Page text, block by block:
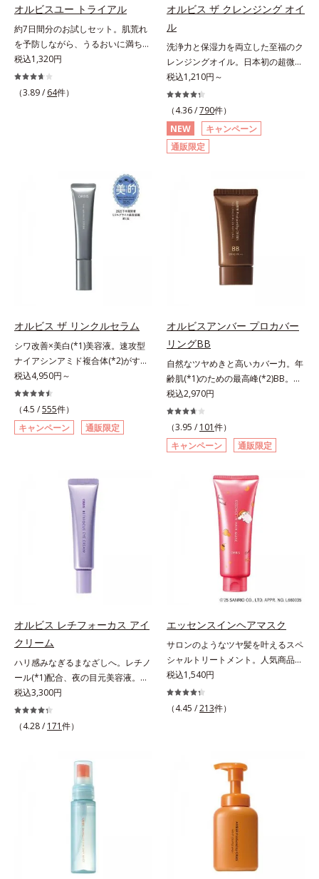
プローチ。保湿成分が日中の肌にも
うるおいを与え、明るくなめらかな
肌へ導きます。さらに落ちにくくす
るとキシキシし、塗りごこちを優先
すると膜がくずれやすくなる日焼け
止めのジレンマを解消すべく試作を
ながら、白浮きしにくい処方に。シ
ワ改善・美白を叶えながら、紫外線
を味方にしてあなたの肌を守る最高
峰顔用日焼け止めです。*1 メラニ
ンの生成を抑え、シミ・ソバカスを
膜ができ始めることで膜が強くくず
れにくくなり、密閉することで保湿
成分を浸透促進すること（角層ま
で）*5 保湿成分*6 角層まで＜使用
量目安＞大きめのパール1粒程度
※全顔使用の場合＜使用ステップ＞
洗顔料 ⇒ 化粧水 ⇒ 保湿液 ⇒オル
ビス リンクルブライトUVプロテク
祭りは、こちら
ら配合している美白有効成分「トラ
ネキサム酸」を配合しました。さら
に、シリーズ共通の美容成分(*7)
「GLルートブースター(*9)」を配合
することで、肌のふっくら感や透明
感を叶えます。美白ケアしながら多
角的なエイジングケアが叶うシリー
ズに。3ステップで上向き(*10)のハ
リと透明感を。効果的なシナジー設
計で、あなたのエイジングケアを応
シュ除く）*2 オルビス内スキンケ
アシリーズの保湿力*3 年齢に応じ
たお手入れのこと*4 うるおいによ
る*5 乾燥、ハリ・ツヤのなさ
*6 乾燥による*7 保湿成分*8
ロニセラカエルレア果汁、ノバラエ
キス配合＝うるおいを与えハリと透
エキス配合＝角層のすみずみまで水
分・油分を保ち、ハリ・ツヤを与え
る保湿成分*10 気持ちのことアレ
ルギーテスト済＝全ての方にアレル
ギーが起こらないということではあ
オルビスユー トライアル
約7日間分のお試しセット。肌荒れ
を予防しながら、うるおいに満ちた
美しい肌へ。7000種を超える成分
から厳選し、「うるおいの質(*1)」
に着目した初期エイジングケア(*2)
た美しい肌へと導きます。ポーラ・
オルビスグループ独自の肌荒れ防止
有効成分として、「DF-パンテノー
ル(*3)」を国内唯一(*4)、高濃度で
配合。角層のバリア機能にアプロー
リ感あふれる肌へと導きます。うる
おいに満ちたゆらがない肌をご体感
いただくために設計された3ステッ
プで、いつも力強く美しくあり続け
るあなたを応援します。*1 肌にう
るおいが満ち、維持されている状態
*2 年齢に応じたお手入れのこと
*3 デクスパンテノールW*4
オトギリソウエキス配合＝肌にうる
おいを与え、うるおいに満ちたハリ
ツヤ肌へ導く保湿成分アレルギーテ
スト済＝全ての方にアレルギーが起
こらないということではありませ
税込1,320円
（3.89 / 64件）
オルビス ザ クレンジング オイ
ル
洗浄力と保湿力を両立した至福のク
レンジングオイル。日本初の超微粒
子技術(*1)が毛穴奥の微細な汚れに
アプローチ。圧倒的な洗浄力と毛穴
悩みに着目したクレンジングオイル
です。日本初・超微粒子技術(*1)
で、さっと塗り広げるだけで濃いメ
イクはもちろん毛穴悩みも取り去
ンジング(*2)をご用意しました。ポ
ーラ化成は独自の先端研究により、
ナノバブルよりも小さい超微粒子
(*3)をクレンジングに搭載すること
に成功。毛穴よりはるかに小さい超
微粒子とオイルが肌と汚れの間に入
り込み、小さくばらけて肌表面にう
することを防止し、細かい毛穴汚れ
をごっそりするん！角栓溶解オイル
(*4)が詰まりや黒ずみも溶かして、
毛穴の目立ちにくいすべすべ肌に洗
い上げます。大人肌のためのくすみ
(*5)を晴らすアプローチによって圧
巻の洗浄力と保湿力を叶え、毛穴目
立ち(*6)や乾燥によるくすみをケア
し、毎日のメイクが楽しくなる晴れ
成独自の（Ｃ１２－２０）アルキル
グルコシド（保湿）で形成するミセ
ルから、汚れをはね返す水の膜をつ
くる技術が日本初（2024年12月時
点、J－GLOBALによる自社調べ）
*2 オルビス内でかつてないオイル
クレンジングのこと*3 ポーラ化成
独自の（Ｃ１２－２０）アルキルグ
ルコシド（保湿）で形成するミセル
による*6 キメの乱れによる＜使用
量目安＞適量＜使用ステップ＞オル
ビス ザ クレンジング オイル ⇒
洗顔料 ⇒ 化粧水 ⇒ 保湿液
※W洗顔が必要です＜使用方法＞1.
適量（2プッシュ程度）をとり、手
くいメイクを落とす際は、乾いた手
にとり、メイクとしっかりなじませ
てください。3.メイクとなじんだ
ら、水またはぬるま湯でよく洗い流
します。4.その後、洗顔料で洗顔し
てください。各商品の詳しい情報は
商品ページをご覧ください。・
BEAUTY夏祭りは、こちら
税込1,210円～
（4.36 /790件）
NEW
キャンペーン
通販限定
オルビス ザ リンクルセラム
シワ改善×美白(*1)美容液。速攻型
ナイアシンアミド複合体(*2)がすば
やく浸透(*3)。ピンと、パッと。大
人の肌にハリ感を。シワ改善×美白
(*1)美容液。ポーラ化成 研究所の独
自研究で見出した、速攻型ナイアシ
ンアミド複合体(*2)と浸透サポート
透スピードがアップ(*5)し、浸透し
にくい大人肌の深く(*3)まで素早く
届けます。真皮のコラーゲン産生を
促進し、年齢とともに刻まれる深い
悩みのシワを改善しながら、過剰な
メラニン生成を防ぎ未来のシミ・ソ
バカスを予防します。さらに独自研
で、"顔全体にご使用いただける設
計"。見えているシワはもちろん、
自分では気づきにくい死角のシワの
改善にも効果を発揮します。*1 メ
ラニンの生成を抑え、シミ・ソバカ
スを防ぐ*2 ナイアシンアミド（有
効成分）、水添大豆リン脂質、フィ
素地、ホホバアルコール、トリステ
アリン酸デカグリセリル（基剤）*5
角層の範囲内における自社従来品処
方との比較*6 ドクダミエキス、シ
クロヘキサンジカルボン酸ビスエト
キシジグリコール（保湿）＜使用量
目安＞パール1粒程度＜ご使用ステ
ップ＞洗顔料 ⇒ 化粧水 ⇒ ザ リン
税込4,950円～
（4.5 /555件）
キャンペーン
通販限定
オルビスアンバー プロカバー
リングBB
自然なツヤめきと高いカバー力。年
齢肌(*1)のための最高峰(*2)BB。年
齢肌(*1)のための最高峰(*2)BBクリ
ームです。肌のアラを光でふわりと
とばし、くすみや凹凸も軽やかにカ
バー。さらに厚みのあるテクスチャ
ーが均一にのび広がり、しっかりカ
す。年齢肌による黄ぐすみや血色の
悪さに対応した色設計で、白浮きせ
ずパッと明るい印象を叶えます。こ
れ1本で、日中美容クリーム・日焼
け止め・化粧下地・カラーコントロ
ール・コンシーラー・パウダー・フ
ァンデーションの7役を兼ねる多機
能BB。慌ただしい朝でもパパッと
塗るだけで、厚塗り感のない、自然
なツヤめきのある美肌に整えます。
*1 年齢を重ねた肌*2 オルビス内BB
クリームのカバー力
税込2,970円
（3.95 / 101件）
キャンペーン
通販限定
オルビス レチフォーカス アイ
クリーム
ハリ感みなぎるまなざしへ。レチノ
ール(*1)配合、夜の目元美容液。オ
ルビスの目元技術を結集し、ハリ感
みなぎるまなざしへ。レチノール
(*1)配合の目元美容液です。目元悩
(*2)の2種の成分が深いうるおいを
与え、湧き上がるようなハリ感を呼
び覚まします。ハリ膜がのび広が
り、肌表面にピン！としたハリ感を
与え、さらに疑似セラミド(*3)が角
層の隙間に浸透(*4)。夜のスキンケ
アの最後にプラスすることで乾燥に
よる小ジワを目立たなくし、ハリ感
税込3,300円
（4.28 / 171件）
エッセンスインヘアマスク
サロンのようなツヤ髪を叶えるスペ
シャルトリートメント。人気商品
「エッセンスインヘアミルク」と同
じシリーズの、お風呂で美しいツヤ
髪を叶えるスペシャルヘアマスクで
らに毛髪保護成分がダメージを受け
ている部位に吸着して、キューティ
クル表面をリペア。髪の内外にアプ
ローチして、乾燥などの外的刺激か
ら守り抜き、ダメージ(*2)を立て直
し(*3)ます。お風呂でシャンプー後
に適量を髪になじませ、置き時間は
0秒。なじませてすぐに洗い流す手
税込1,540円
（4.45 /213件）